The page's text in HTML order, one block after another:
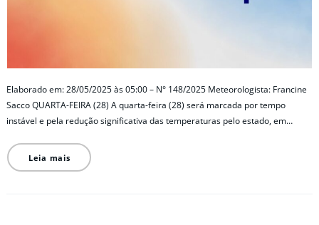
Elaborado em: 28/05/2025 às 05:00 – N° 148/2025 Meteorologista: Francine
Sacco QUARTA-FEIRA (28) A quarta-feira (28) será marcada por tempo
instável e pela redução significativa das temperaturas pelo estado, em…
Leia mais